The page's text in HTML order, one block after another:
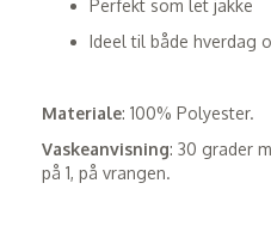
Perfekt som let jakke
Ideel til både hverdag
Materiale: 100% Polyester.
Vaskeanvisning: 30 grader
på 1, på vrangen.